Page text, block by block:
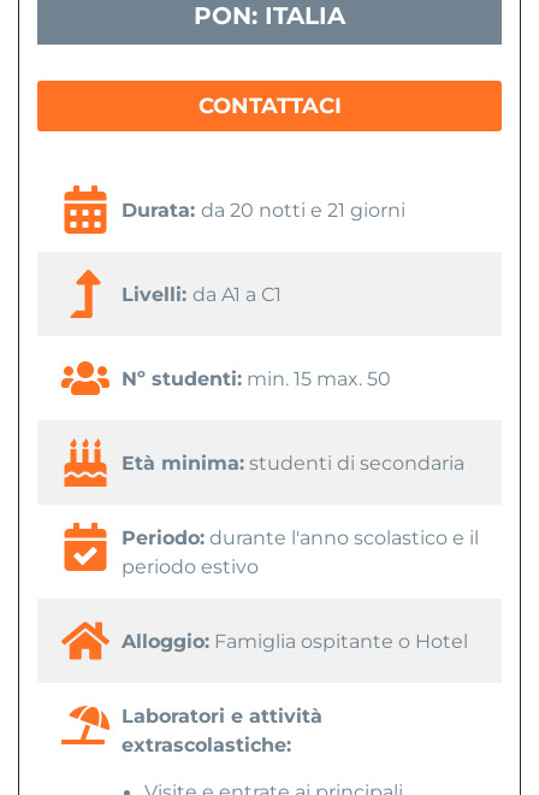
PON: ITALIA
CONTATTACI
Durata: da 20 notti e 21 giorni
Livelli: da A1 a C1
Nº studenti: min. 15 max. 50
Età minima: studenti di secondaria
Periodo: durante l'anno scolastico e il
periodo estivo
Alloggio: Famiglia ospitante o Hotel
Laboratori e attività
extrascolastiche: